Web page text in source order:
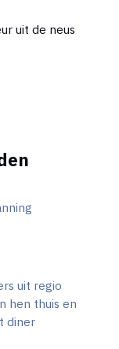
uit de neus
uit regio
hen thuis en
diner